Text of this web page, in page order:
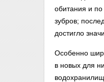
обитания и
зубров;
достигло
Особенно
в новых для